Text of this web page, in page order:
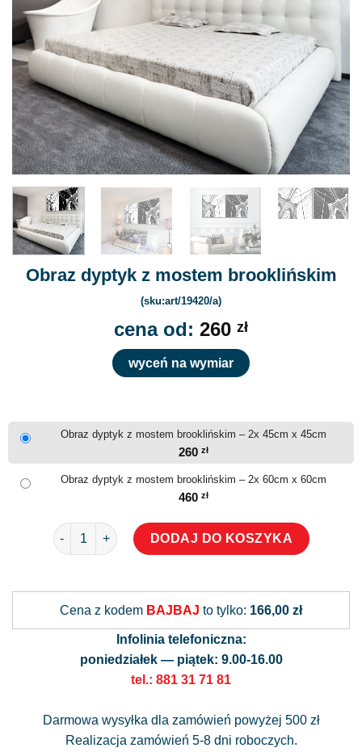
Obraz dyptyk z mostem brooklińskim
(sku:art/19420/a)
cena od: 260 zł
wyceń na wymiar
Obraz dyptyk z mostem brooklińskim – 2x 45cm x 45cm
260 zł
Obraz dyptyk z mostem brooklińskim – 2x 60cm x 60cm
460 zł
ilość Obraz dyptyk z mostem brooklińskim
DODAJ DO KOSZYKA
Cena z kodem BAJBAJ to tylko: 166,00 zł
Infolinia telefoniczna:
poniedziałek — piątek: 9.00-16.00
tel.: 881 31 71 81
Darmowa wysyłka dla zamówień powyżej 500 zł
Realizacja zamówień 5-8 dni roboczych.